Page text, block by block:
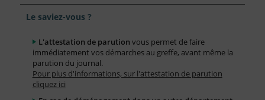
Le saviez-vous ?
L'attestation de parution vous permet de faire
immédiatement vos démarches au greffe, avant même la
parution du journal.
Pour plus d'informations, sur l'attestation de parution
cliquez ici